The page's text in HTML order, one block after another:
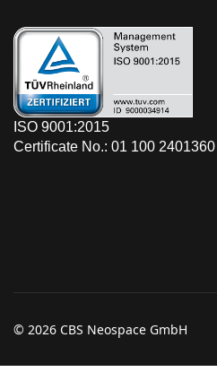
ISO 9001:2015
Certificate No.: 01 100 2401360
© 2026 CBS Neospace GmbH